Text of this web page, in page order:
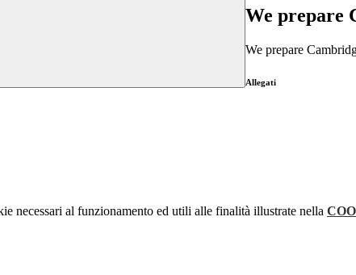
We prepare
We prepare
Allegati
necessari al funzionamento ed utili alle finalità illustrate nella